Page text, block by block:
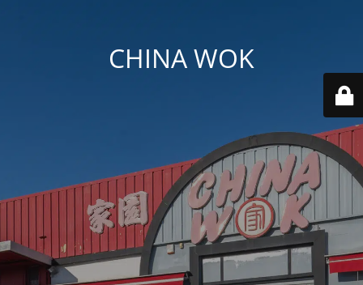
CHINA WOK